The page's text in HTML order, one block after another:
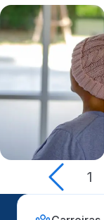
1